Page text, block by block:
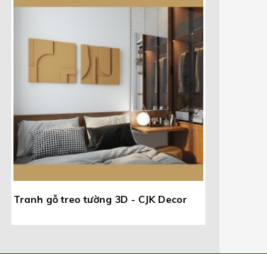
Tranh gỗ treo tường 3D - CJK Decor